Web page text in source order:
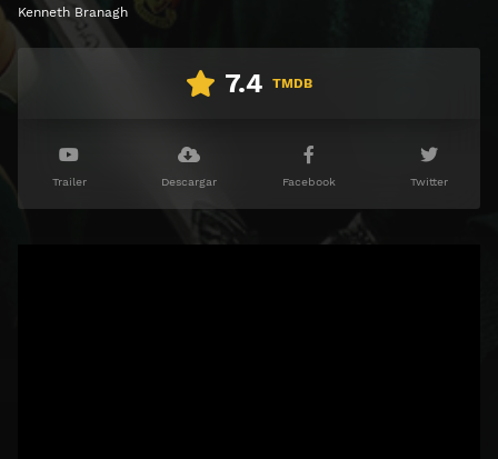
Kenneth Branagh
7.4 TMDB
Trailer Descargar Facebook Twitter